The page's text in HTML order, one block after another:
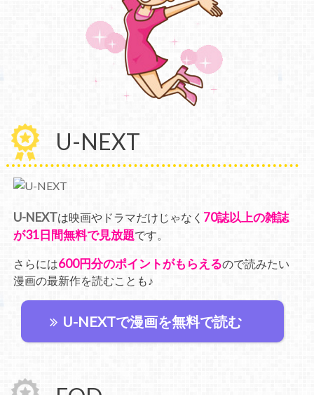
U-NEXT
U-NEXTは映画やドラマだけじゃなく 70誌以上の雑誌
が31日間無料で見放題です。
さらには600円分のポイントがもらえるので読みたい
漫画の最新作を読むことも♪
U-NEXTで漫画を無料で読む